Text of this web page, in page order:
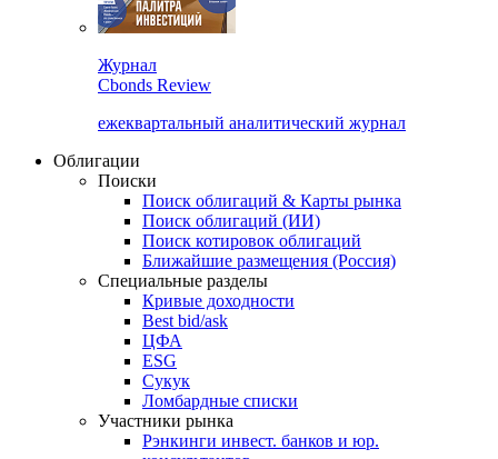
Cbonds Review
ежеквартальный аналитический журнал
Облигации
Поиски
Поиск облигаций & Карты рынка
Поиск облигаций (ИИ)
Поиск котировок облигаций
Ближайшие размещения (Россия)
Специальные разделы
Кривые доходности
Best bid/ask
ЦФА
ESG